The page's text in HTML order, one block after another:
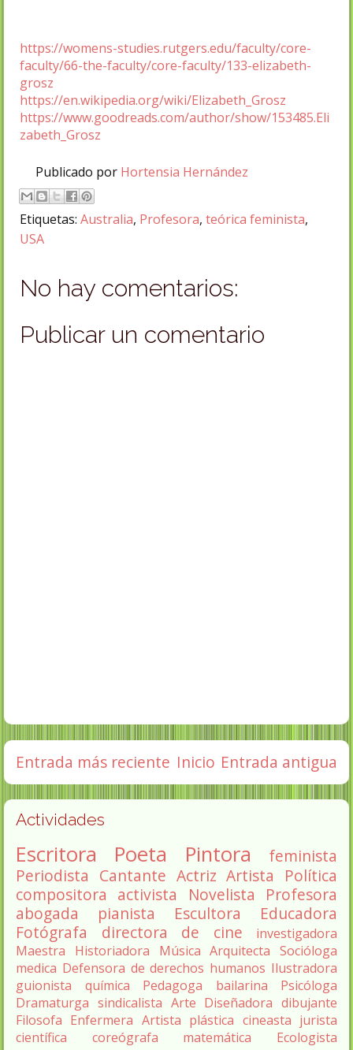
https://womens-studies.rutgers.edu/faculty/core-
faculty/66-the-faculty/core-faculty/133-elizabeth-
grosz
https://en.wikipedia.org/wiki/Elizabeth_Grosz
https://www.goodreads.com/author/show/153485.Eli
zabeth_Grosz
Publicado por Hortensia Hernández
Etiquetas: Australia, Profesora, teórica feminista,
USA
No hay comentarios:
Publicar un comentario
Entrada más reciente Entrada antigua
Inicio
Actividades
Escritora Poeta Pintora
feminista
Periodista Cantante Actriz Artista
Política
compositora activista Novelista
Profesora
abogada
pianista Escultora
Educadora
Fotógrafa
directora de cine
investigadora
Maestra
Historiadora Música Arquitecta Socióloga
medica Defensora de derechos humanos Ilustradora
guionista
química Pedagoga bailarina
Psicóloga
Dramaturga sindicalista Arte Diseñadora dibujante
Filosofa Enfermera Artista plástica cineasta jurista
científica
coreógrafa matemática
Ecologista